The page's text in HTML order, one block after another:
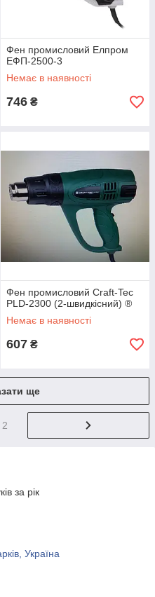
Фен промисловий Елпром
ЕФП-2500-3
Немає в наявності
746 ₴
Фен промисловий Craft-Tec
PLD-2300 (2-швидкісний) ®
Немає в наявності
607 ₴
ще
2
за рік
Україна